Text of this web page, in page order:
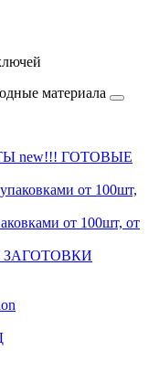
материала
ГОТОВЫЕ
от 100шт, от
ЗАГОТОВКИ